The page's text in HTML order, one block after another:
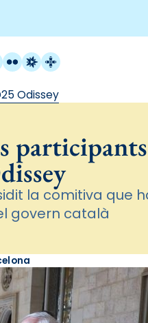
FlickrRadio Estel
Catalunya
Odissey
la comitiva que
govern català